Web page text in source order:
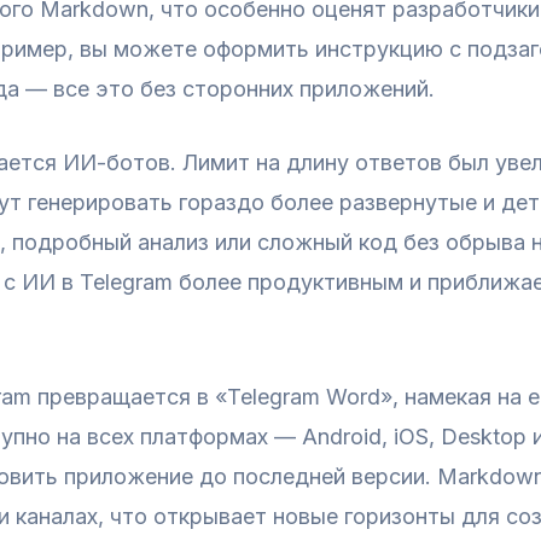
Markdown, что особенно оценят
вы можете оформить инструкцию с
— все это без сторонних приложений.
ИИ-ботов. Лимит на длину ответов был
генерировать гораздо более развернутые и
анализ или сложный код без обрыва
ИИ в Telegram более продуктивным и
превращается в «Telegram Word», намекая на
на всех платформах — Android, iOS, Desktop
приложение до последней версии.
каналах, что открывает новые горизонты для